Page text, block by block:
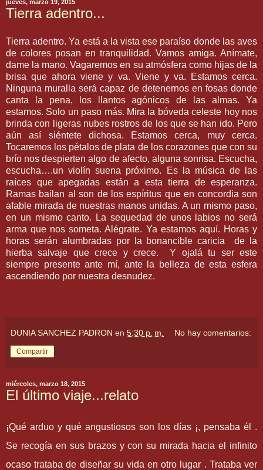
jueves, marzo 19, 2015
Tierra adentro...
Tierra adentro. Ya está a la vista ese paraíso donde las aves
de colores posan en tranquilidad. Vamos amiga. Anímate,
dame la mano. Vagaremos en su atmósfera como hijas de la
brisa que ahora viene y va. Viene y va. Estamos cerca.
Ninguna muralla será capaz de detenernos en fosas donde
canta la pena, los llantos agónicos de las almas. Ya
estamos. Solo un paso más. Mira la bóveda celeste hoy nos
brinda con ligeras nubes rostros de los que se han ido. Pero
aún así siéntete dichosa. Estamos cerca, muy cerca.
Tocaremos los pétalos de plata de los corazones que con su
brío nos despierten algo de afecto, alguna sonrisa. Escucha,
escucha….un violín suena próximo. Es la música de las
raíces que apegadas están a esta tierra de esperanza.
Ramas bailan al son de los espíritus que en concordia son
afable mirada de nuestras manos unidas. A un mismo paso,
en un mismo canto. La sequedad de unos labios no será
arma que nos someta. Alégrate. Ya estamos aquí. Horas y
horas serán alumbradas por la bonancible caricia de la
hierba salvaje que crece y crece. Y ojalá tu ser este
siempre presente ante mí, ante la belleza de esta esfera
ascendiendo por nuestra desnudez.
DUNIA SANCHEZ PADRON en 5:30 p. m. No hay comentarios:
Compartir
miércoles, marzo 18, 2015
El último viaje...relato
¡Qué arduo y qué angustiosos son los días ¡, pensaba él .
Se recogía en sus brazos y con su mirada hacia el infinito
ocaso trataba de diseñar su vida en otro lugar . Trataba ver